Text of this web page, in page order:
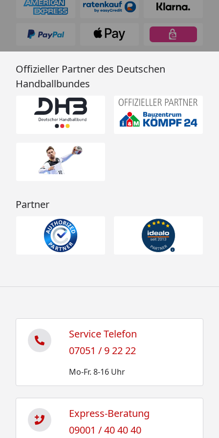
Offizieller Partner des Deutschen
Handballbundes
Partner
Service Telefon
07051 / 9 22 22
Mo-Fr. 8-16 Uhr
Express-Beratung
09001 / 40 40 40